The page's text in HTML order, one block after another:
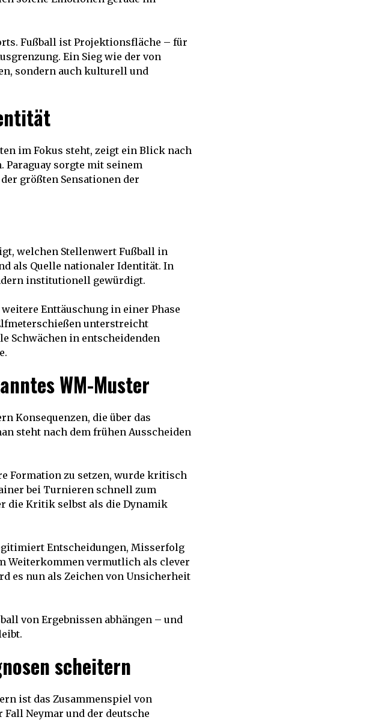
Fußball ist Projektionsfläche – für
Ein Sieg wie der von
sondern auch kulturell und
im Fokus steht, zeigt ein Blick nach
Paraguay sorgte mit seinem
größten Sensationen der
welchen Stellenwert Fußball in
als Quelle nationaler Identität. In
institutionell gewürdigt.
Enttäuschung in einer Phase
unterstreicht
Schwächen in entscheidenden
WM-Muster
Konsequenzen, die über das
steht nach dem frühen Ausscheiden
Formation zu setzen, wurde kritisch
bei Turnieren schnell zum
die Kritik selbst als die Dynamik
Entscheidungen, Misserfolg
Weiterkommen vermutlich als clever
es nun als Zeichen von Unsicherheit
von Ergebnissen abhängen – und
scheitern
ist das Zusammenspiel von
Neymar und der deutsche